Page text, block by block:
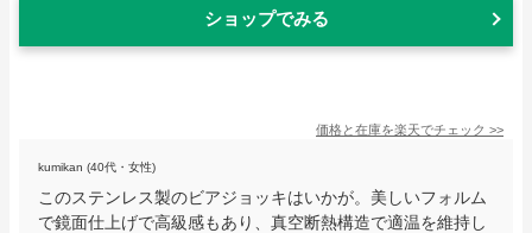
ショップでみる
価格と在庫を楽天でチェック >>
kumikan (40代・女性)
このステンレス製のビアジョッキはいかが。美しいフォルム
で鏡面仕上げで高級感もあり、真空断熱構造で適温を維持し